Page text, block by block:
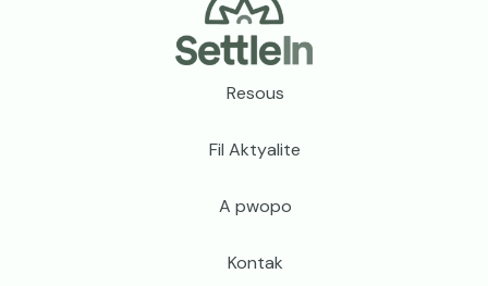
Meni pye paj la
Resous
Fil Aktyalite
A pwopo
Kontak